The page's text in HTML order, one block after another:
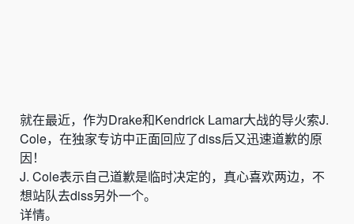
就在最近， 作为Drake和Kendrick Lamar大战的导火索J.
Cole，在独家专访中正面回应了diss后又迅速道歉的原
因！
J. Cole表示自己道歉是临时决定的， 真心喜欢两边，不
想站队去diss另外一个。
详情。